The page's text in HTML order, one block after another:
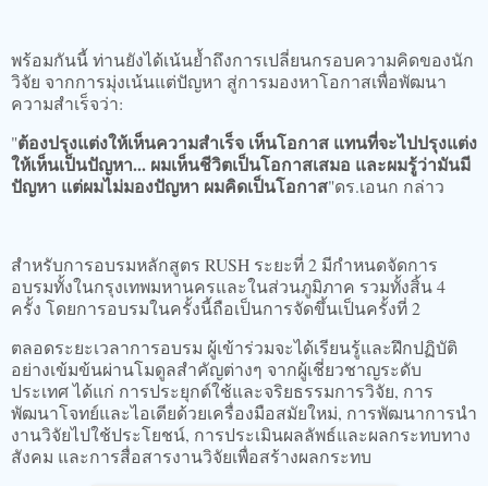
พร้อมกันนี้ ท่านยังได้เน้นย้ำถึงการเปลี่ยนกรอบความคิดของนัก
วิจัย จากการมุ่งเน้นแต่ปัญหา สู่การมองหาโอกาสเพื่อพัฒนา
ความสำเร็จว่า:
"ต้องปรุงแต่งให้เห็นความสำเร็จ เห็นโอกาส แทนที่จะไปปรุงแต่ง
ให้เห็นเป็นปัญหา... ผมเห็นชีวิตเป็นโอกาสเสมอ และผมรู้ว่ามันมี
ปัญหา แต่ผมไม่มองปัญหา ผมคิดเป็นโอกาส"ดร.เอนก กล่าว
สำหรับการอบรมหลักสูตร RUSH ระยะที่ 2 มีกำหนดจัดการ
อบรมทั้งในกรุงเทพมหานครและในส่วนภูมิภาค รวมทั้งสิ้น 4
ครั้ง โดยการอบรมในครั้งนี้ถือเป็นการจัดขึ้นเป็นครั้งที่ 2
ตลอดระยะเวลาการอบรม ผู้เข้าร่วมจะได้เรียนรู้และฝึกปฏิบัติ
อย่างเข้มข้นผ่านโมดูลสำคัญต่างๆ จากผู้เชี่ยวชาญระดับ
ประเทศ ได้แก่ การประยุกต์ใช้และจริยธรรมการวิจัย, การ
พัฒนาโจทย์และไอเดียด้วยเครื่องมือสมัยใหม่, การพัฒนาการนำ
งานวิจัยไปใช้ประโยชน์, การประเมินผลลัพธ์และผลกระทบทาง
สังคม และการสื่อสารงานวิจัยเพื่อสร้างผลกระทบ